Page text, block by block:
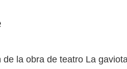
la obra de teatro La